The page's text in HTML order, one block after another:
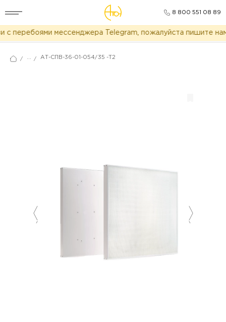
8 800 551 08 89
перебоями мессенджера Telegram, пожалуйста пишите нам
/ ... / АТ-СПВ-36-01-054/35 -Т2